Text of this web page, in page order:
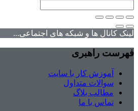
لینک کانال ها و شبکه های اجتماعی...
فهرست راهبری
آموزش کار با سایت
سوالات متداول
مطالب بلاگ
تماس با ما